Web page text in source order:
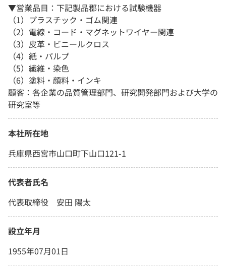
▼営業品目：下記製品郡における試験機器
（1）プラスチック・ゴム関連
（2）電線・コード・マグネットワイヤー関連
（3）皮革・ビニールクロス
（4）紙・パルプ
（5）繊維・染色
（6）塗料・顔料・インキ
顧客：各企業の品質管理部門、研究開発部門および大学の
研究室等
本社所在地
兵庫県西宮市山口町下山口121-1
代表者氏名
代表取締役 安田 陽太
設立年月
1955年07月01日